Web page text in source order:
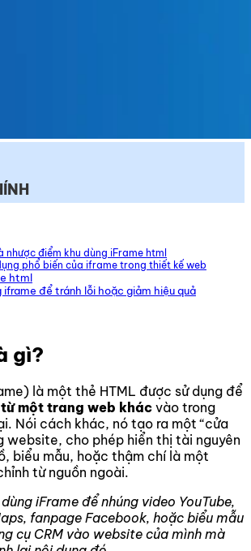
nhược điểm khu dùng iFrame html
phổ biến của iframe trong thiết kế web
html
iframe để tránh lỗi hoặc giảm hiệu quả
gì?
là một thẻ HTML được sử dụng để
một trang web khác vào trong
Nói cách khác, nó tạo ra một “cửa
website, cho phép hiển thị tài nguyên
biểu mẫu, hoặc thậm chí là một
từ nguồn ngoài.
iFrame để nhúng video YouTube,
fanpage Facebook, hoặc biểu mẫu
cụ CRM vào website của mình mà